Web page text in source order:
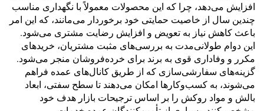
افزایش می‌دهد، چرا که این محصولات معمولاً با نگهداری مناسب
چندین سال از خاصیت حمایتی خود برخوردار می‌مانند، که این امر
باعث کاهش نیاز به تعویض و افزایش رضایت مشتری می‌شود.
این دوام طولانی‌مدت به بررسی‌های مثبت مشتریان، خریدهای
مکرر و وفاداری قوی به برند برای خرده‌فروشان منجر می‌شود.
گزینه‌های سفارشی‌سازی که از طریق کانال‌های عمده فراهم
می‌شوند، به کسب‌وکارها امکان می‌دهند تا سطح سفتی، ابعاد
بالش و مواد روکش را بر اساس ترجیحات بازار هدف خود